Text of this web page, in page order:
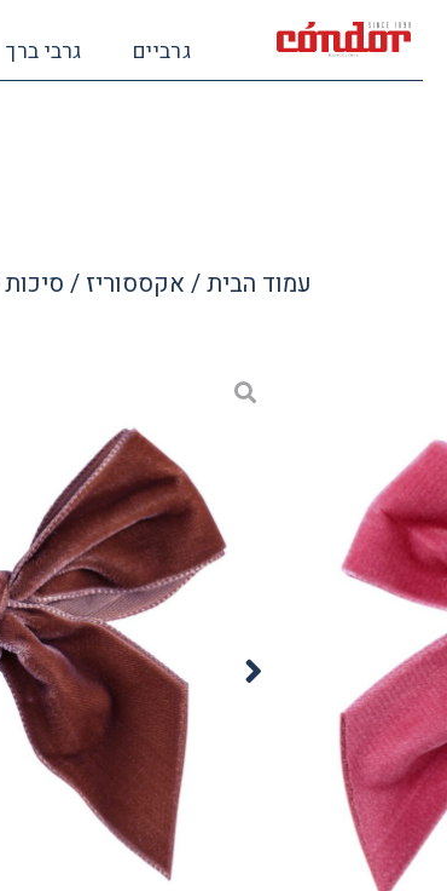
גרביים גרבי ברך
עמוד הבית/ אקססוריז / סיכות